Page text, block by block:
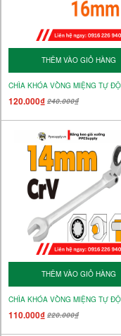
THÊM VÀO GIỎ HÀNG
120.000₫ 240.000₫
THÊM VÀO GIỎ HÀNG
110.000₫ 220.000₫